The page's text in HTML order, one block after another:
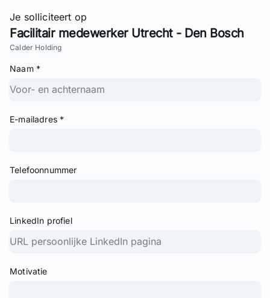
Je solliciteert op
Facilitair medewerker Utrecht - Den Bosch
Calder Holding
Naam *
E-mailadres *
Telefoonnummer
LinkedIn profiel
Motivatie